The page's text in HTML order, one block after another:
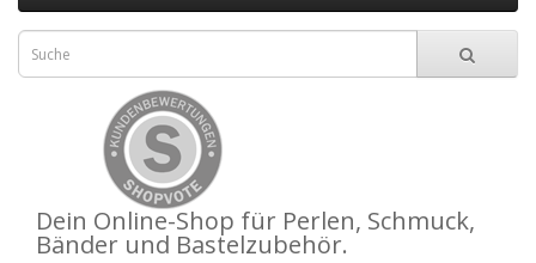
Dein Online-Shop für Perlen, Schmuck,
Bänder und Bastelzubehör.